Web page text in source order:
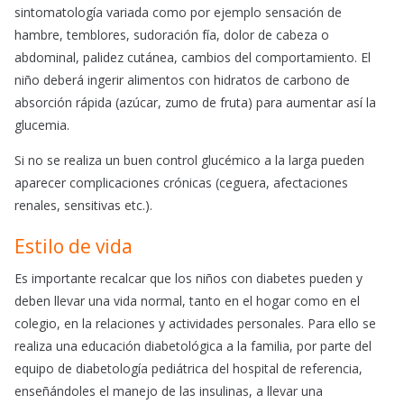
sintomatología variada como por ejemplo sensación de
hambre, temblores, sudoración fía, dolor de cabeza o
abdominal, palidez cutánea, cambios del comportamiento. El
niño deberá ingerir alimentos con hidratos de carbono de
absorción rápida (azúcar, zumo de fruta) para aumentar así la
glucemia.
Si no se realiza un buen control glucémico a la larga pueden
aparecer complicaciones crónicas (ceguera, afectaciones
renales, sensitivas etc.).
Estilo de vida
Es importante recalcar que los niños con diabetes pueden y
deben llevar una vida normal, tanto en el hogar como en el
colegio, en la relaciones y actividades personales. Para ello se
realiza una educación diabetológica a la familia, por parte del
equipo de diabetología pediátrica del hospital de referencia,
enseñándoles el manejo de las insulinas, a llevar una